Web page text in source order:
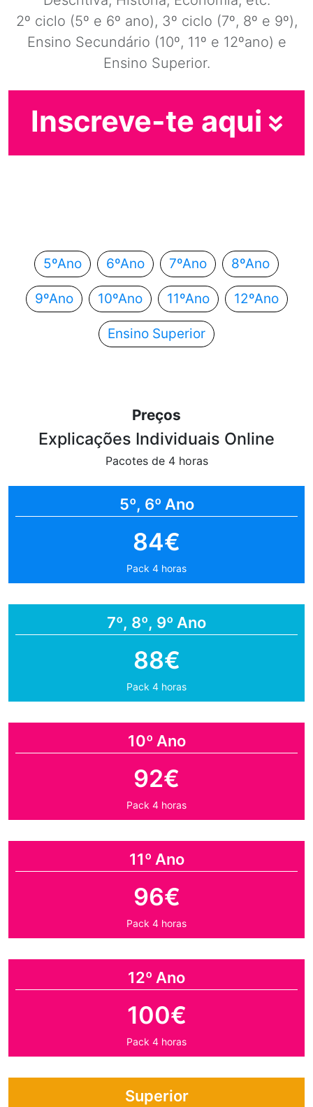
2º ciclo (5º e 6º ano), 3º ciclo (7º, 8º e 9º),
Ensino Secundário (10º, 11º e 12ºano) e
Ensino Superior.
Inscreve-te aqui
5ºAno 6ºAno 7ºAno 8ºAno
9ºAno 10ºAno 11ºAno 12ºAno
Ensino Superior
Preços
Explicações Individuais Online
Pacotes de 4 horas
5º, 6º Ano
84€
Pack 4 horas
7º, 8º, 9º Ano
88€
Pack 4 horas
10º Ano
92€
Pack 4 horas
11º Ano
96€
Pack 4 horas
12º Ano
100€
Pack 4 horas
Superior